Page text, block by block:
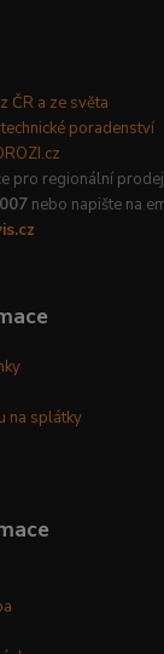
ČR a ze světa
poradenství
pro regionální
nebo napište na
na splátky